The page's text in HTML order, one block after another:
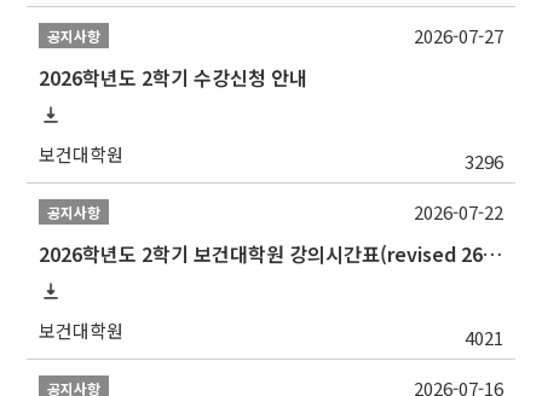
공지사항
2026학년도 2학기 수강신청 안내
보건대학원 3296
2026-07-27
공지사항
2026학년도 2학기 보건대학원 강의시간표(revised 260803)(2026 2nd SEMESTER SNU GSPH TIMETABLE)
보건대학원 4021
2026-07-22
공지사항 2026-07-16